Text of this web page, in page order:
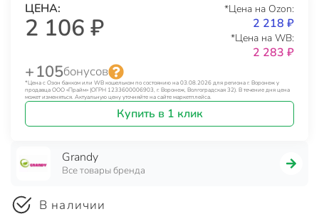
ЦЕНА:
2 106 ₽
*Цена на Ozon:
2 218 ₽
*Цена на WB:
2 283 ₽
+ 105бонусов
*Цена с Озон банком или WB кошельком по состоянию на 03.08.2026 для региона г. Воронеж у
продавца ООО «Прайм» (ОГРН 1233600006903, г. Воронеж, Волгоградская 32). В течение дня цена
может изменяться. Актуальную цену уточняйте на сайте маркетплейса.
Купить в 1 клик
Grandy
Все товары бренда
В наличии